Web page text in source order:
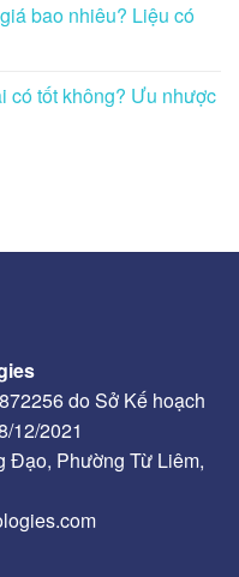
bao nhiêu? Liệu có
có tốt không? Ưu nhược
do Sở Kế hoạch
12/2021
Đạo, Phường Từ Liêm,